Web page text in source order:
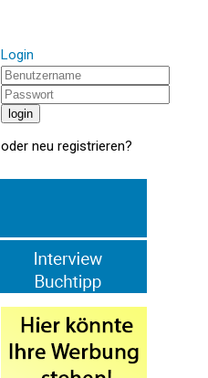
Login
oder neu registrieren?